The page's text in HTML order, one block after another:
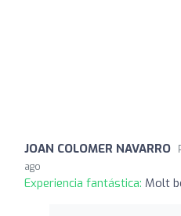
JOAN COLOMER NAVARRO
ago
Experiencia fantástica: Molt